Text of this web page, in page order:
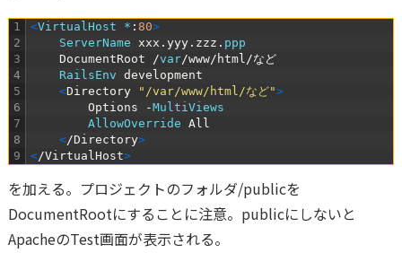
1
2
3
4
5
6
7
8
9
<VirtualHost * : 80>
ServerName xxx . yyy. zzz . ppp
DocumentRoot
/var/www/ html/など
RailsEnv development
<Directory "/var/www/html/など">
Options
-MultiViews
AllowOverride All
</Directory>
</VirtualHost>
を加える。プロジェクトのフォルダ/publicを
DocumentRootにすることに注意。publicにしないと
ApacheのTest画面が表示される。